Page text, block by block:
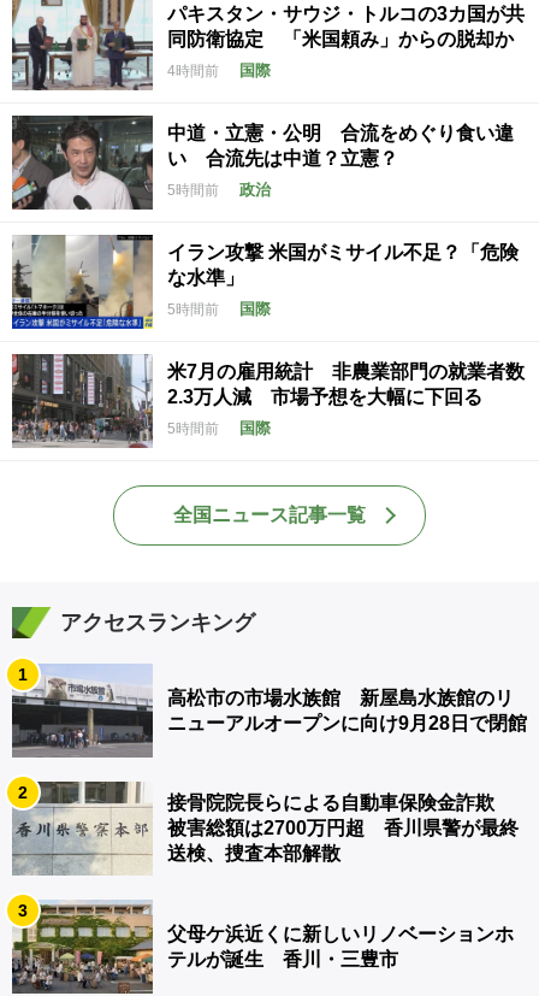
パキスタン・サウジ・トルコの3カ国が共
同防衛協定 「米国頼み」からの脱却か
4時間前 国際
中道・立憲・公明 合流をめぐり食い違
い 合流先は中道？立憲？
5時間前 政治
イラン攻撃 米国がミサイル不足？「危険
な水準」
5時間前 国際
米7月の雇用統計 非農業部門の就業者数
2.3万人減 市場予想を大幅に下回る
5時間前 国際
全国ニュース記事一覧
アクセスランキング
1
高松市の市場水族館 新屋島水族館のリ
ニューアルオープンに向け9月28日で閉館
2
接骨院院長らによる自動車保険金詐欺
被害総額は2700万円超 香川県警が最終
送検、捜査本部解散
3
父母ケ浜近くに新しいリノベーションホ
テルが誕生 香川・三豊市